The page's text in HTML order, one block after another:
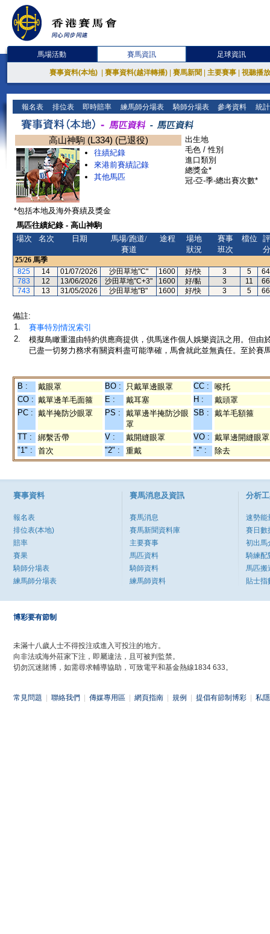
馬場活動 賽馬資訊 足球資訊
賽事資料(本地) 賽事資料(越洋轉播) 賽馬新聞 主要賽事 視聽播
報名表 排位表 即時賠率 練馬師分場表 騎師分場表 參考資料 統
高山神駒 (L334) (已退役)
往績紀錄
來港前賽績記錄
其他馬匹
出生地
毛色 / 性別
進口類別
總獎金*
冠-亞-季-總出賽次數*
*包括本地及海外賽績及獎金
馬匹往績紀錄 - 高山神駒
場次
名次 日期
馬場/跑道/
賽道
途程
場地
狀況
賽事
班次
檔位
評
分
25/26 馬季
825
14 01/07/2026 沙田草地"C" 1600 好/快 3 5
64
783
12 13/06/2026 沙田草地"C+3" 1600 好/黏 3 11
66
743
13 31/05/2026 沙田草地"B" 1600 好/快 3 5 66
備註:
1.
賽事特別情況索引
2.
模擬鳥瞰重溫由特約供應商提供，供馬迷作個人娛樂資訊之用。但
已盡一切努力務求有關資料盡可能準確，馬會就此並無責任。至於賽
B : 戴眼罩 BO : 只戴單邊眼罩 CC :
喉托
CO : 戴單邊羊毛面箍 E : 戴耳塞 H :
戴頭罩
PC : 戴半掩防沙眼罩 PS :
戴單邊半掩防沙眼
罩
SB : 戴羊毛額箍
TT : 綁繫舌帶 V : 戴開縫眼罩 VO : 戴單邊開縫眼罩
"1" :
首次 "2" : 重戴 "-" : 除去
賽事資料
報名表
排位表(本地)
賠率
賽果
騎師分場表
練馬師分場表
賽馬消息及資訊
賽馬消息
賽馬新聞資料庫
主要賽事
馬匹資料
騎師資料
練馬師資料
分析
速勢能
賽日數
初出馬
騎練配
馬匹搬
貼士指
博彩要有節制
未滿十八歲人士不得投注或進入可投注的地方。
向非法或海外莊家下注，即屬違法，且可被判監禁。
切勿沉迷賭博，如需尋求輔導協助，可致電平和基金熱線1834 633。
常見問題 聯絡我們 傳媒專用區 網頁指南 規例 提倡有節制博彩 私